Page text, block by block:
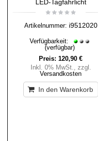
LED-Tagfahrlicht
Artikelnummer: i9512020
Verfügbarkeit:
(verfügbar)
Preis: 120,90 €
Inkl. 0% MwSt., zzgl.
Versandkosten
In den Warenkorb